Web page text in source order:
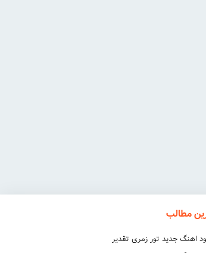
مطالب
اهنگ جدید تور زمری تقدیر